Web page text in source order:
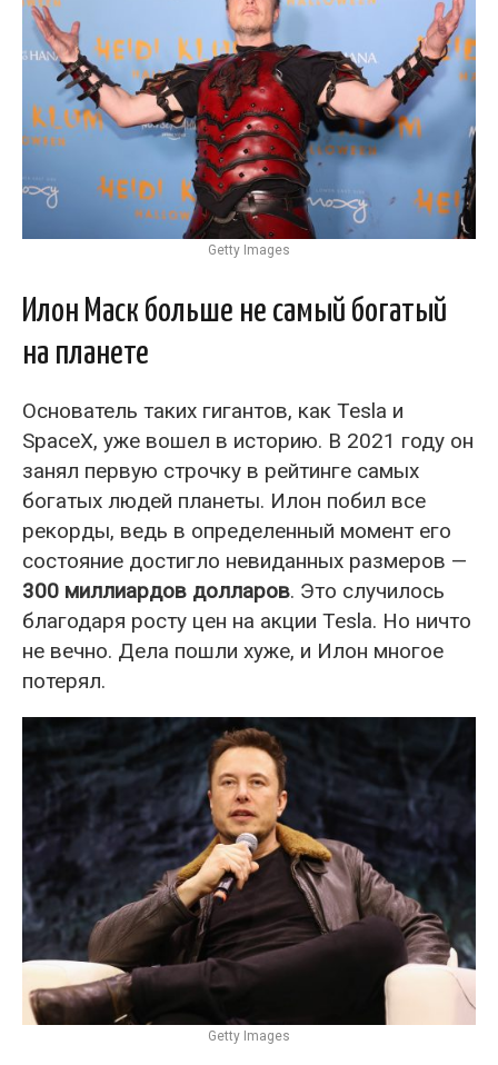
Getty Images
Илон Маск больше не самый богатый
на планете
Основатель таких гигантов, как Tesla и
SpaceX, уже вошел в историю. В 2021 году он
занял первую строчку в рейтинге самых
богатых людей планеты. Илон побил все
рекорды, ведь в определенный момент его
состояние достигло невиданных размеров —
300 миллиардов долларов. Это случилось
благодаря росту цен на акции Tesla. Но ничто
не вечно. Дела пошли хуже, и Илон многое
потерял.
Getty Images